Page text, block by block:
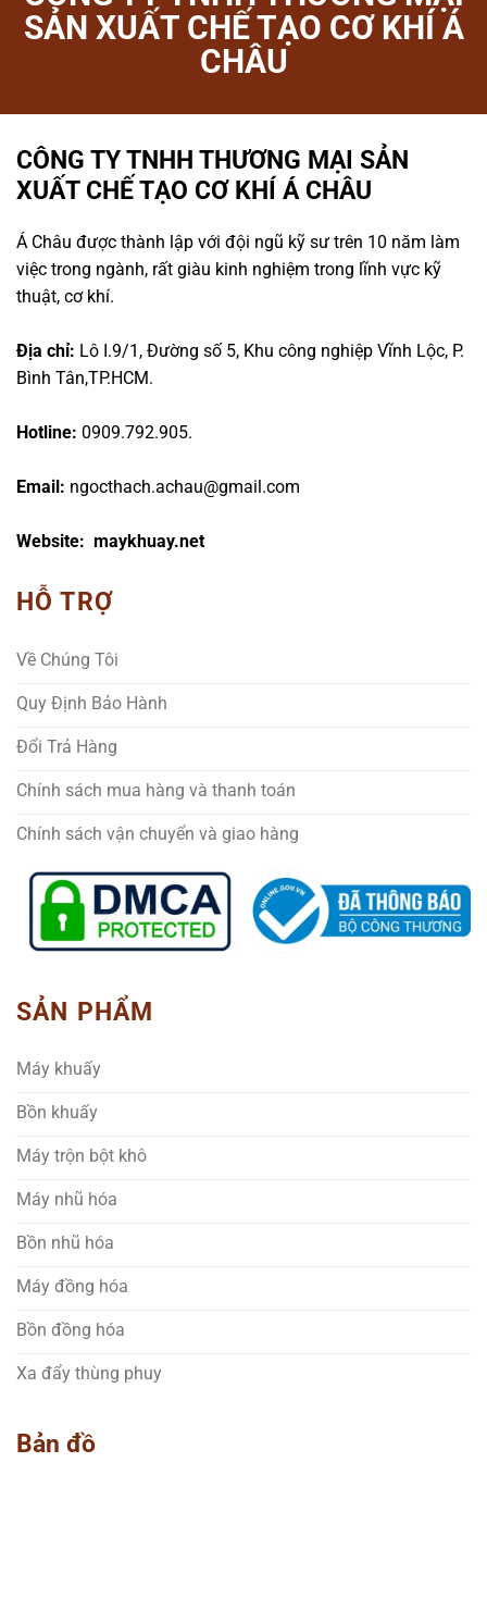
SẢN XUẤT CHẾ TẠO CƠ KHÍ Á
CHÂU
CÔNG TY TNHH THƯƠNG MẠI SẢN
XUẤT CHẾ TẠO CƠ KHÍ Á CHÂU
Á Châu được thành lập với đội ngũ kỹ sư trên 10 năm làm
việc trong ngành, rất giàu kinh nghiệm trong lĩnh vực kỹ
thuật, cơ khí.
Địa chỉ: Lô I.9/1, Đường số 5, Khu công nghiệp Vĩnh Lộc, P.
Bình Tân,TP.HCM.
Hotline: 0909.792.905.
Email: ngocthach.achau@gmail.com
Website: maykhuay.net
HỖ TRỢ
Về Chúng Tôi
Quy Định Bảo Hành
Đổi Trả Hàng
Chính sách mua hàng và thanh toán
Chính sách vận chuyển và giao hàng
SẢN PHẨM
Máy khuấy
Bồn khuấy
Máy trộn bột khô
Máy nhũ hóa
Bồn nhũ hóa
Máy đồng hóa
Bồn đồng hóa
Xa đẩy thùng phuy
Bản đồ